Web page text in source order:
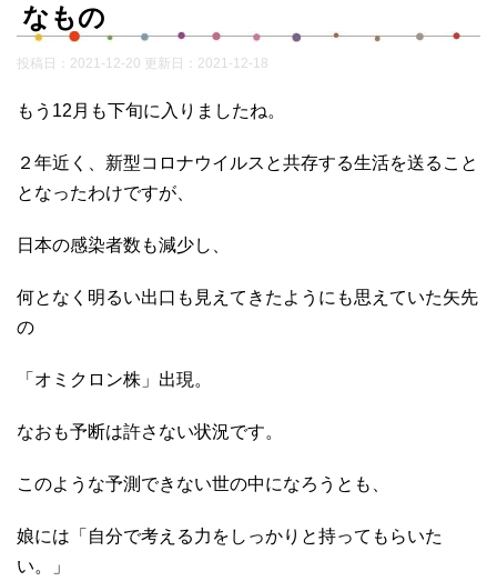
なもの
投稿日：2021-12-20 更新日： 2021-12-18
もう12月も下旬に入りましたね。
２年近く、新型コロナウイルスと共存する生活を送ること
となったわけですが、
日本の感染者数も減少し、
何となく明るい出口も見えてきたようにも思えていた矢先
の
「オミクロン株」出現。
なおも予断は許さない状況です。
このような予測できない世の中になろうとも、
娘には「自分で考える力をしっかりと持ってもらいた
い。」